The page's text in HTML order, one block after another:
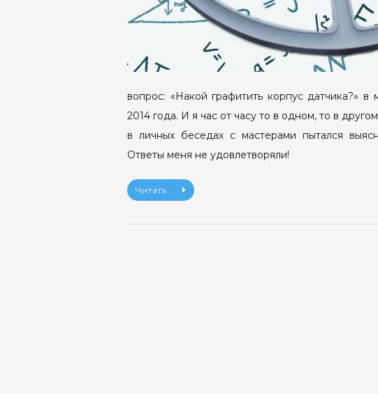
вопрос: «Накой графитить корпус датчика?»
2014 года. И я час от часу то в одном, то в
в личных беседах с мастерами пытался
Ответы меня не удовлетворяли!
Читать...